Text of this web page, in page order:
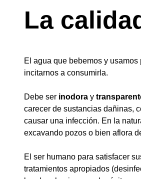
La
El agua que bebemos y
incitarnos a consumirla.
Debe ser inodora y
carecer de sustancias dañinas,
causar una infección. En la
excavando pozos o bien aflora
El ser humano para satisfacer
tratamientos apropiados